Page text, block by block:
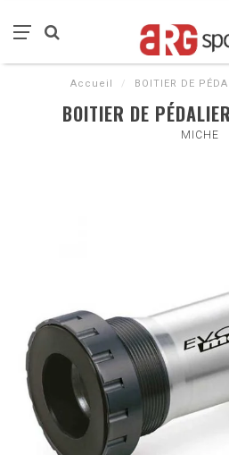
Accueil / BOITIER DE
BOITIER DE
MICHE